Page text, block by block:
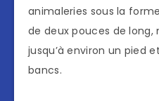
animaleries sous la
de deux pouces de long,
jusqu’à environ un pied
bancs.